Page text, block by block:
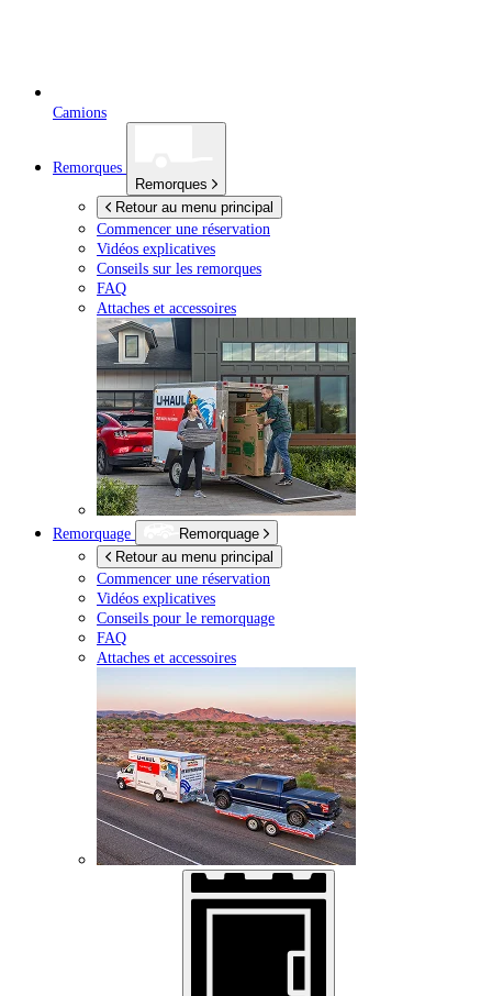
Camions
Remorques
Remorques
Retour au menu principal
Commencer une réservation
Vidéos explicatives
Conseils sur les remorques
FAQ
Attaches et accessoires
Remorquage
Remorquage
Retour au menu principal
Commencer une réservation
Vidéos explicatives
Conseils pour le remorquage
FAQ
Attaches et accessoires